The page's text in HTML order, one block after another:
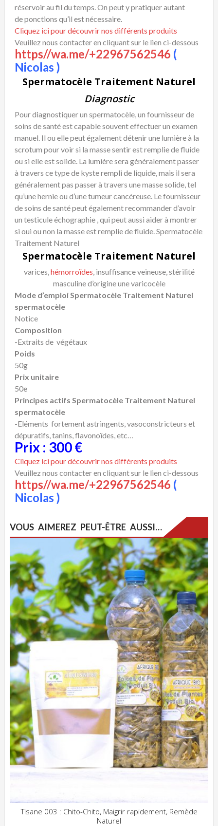
réservoir au fil du temps. On peut y pratiquer autant
de ponctions qu’il est nécessaire.
Cliquez ici pour découvrir nos différents produits
Veuillez nous contacter en cliquant sur le lien ci-dessous
https//wa.me/+22967562546 (
Nicolas )
Spermatocèle Traitement Naturel
Diagnostic
Pour diagnostiquer un spermatocèle, un fournisseur de
soins de santé est capable souvent effectuer un examen
manuel. Il ou elle peut également détenir une lumière à la
scrotum pour voir si la masse sentir est remplie de fluide
ou si elle est solide. La lumière sera généralement passer
à travers ce type de kyste rempli de liquide, mais il sera
généralement pas passer à travers une masse solide, tel
qu’une hernie ou d’une tumeur cancéreuse. Le fournisseur
de soins de santé peut également recommander d’avoir
un testicule échographie , qui peut aussi aider à montrer
si oui ou non la masse est remplie de fluide. Spermatocèle
Traitement Naturel
Spermatocèle Traitement Naturel
varices,hémorroïdes, insuffisance veineuse, stérilité
masculine d’origine une varicocèle
Mode d’emploi Spermatocèle Traitement Naturel
spermatocèle
Notice
Composition
-Extraits de végétaux
Poids
50g
Prix unitaire
50e
Principes actifs Spermatocèle Traitement Naturel
spermatocèle
-Eléments fortement astringents, vasoconstricteurs et
dépuratifs, tanins, flavonoïdes, etc…
Prix : 300 €
Cliquez ici pour découvrir nos différents produits
Veuillez nous contacter en cliquant sur le lien ci-dessous
https//wa.me/+22967562546 (
Nicolas )
VOUS AIMEREZ PEUT-ÊTRE AUSSI…
Tisane 003 : Chito-Chito, Maigrir rapidement, Remède
Naturel